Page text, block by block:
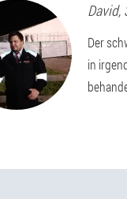
David,
Der
in